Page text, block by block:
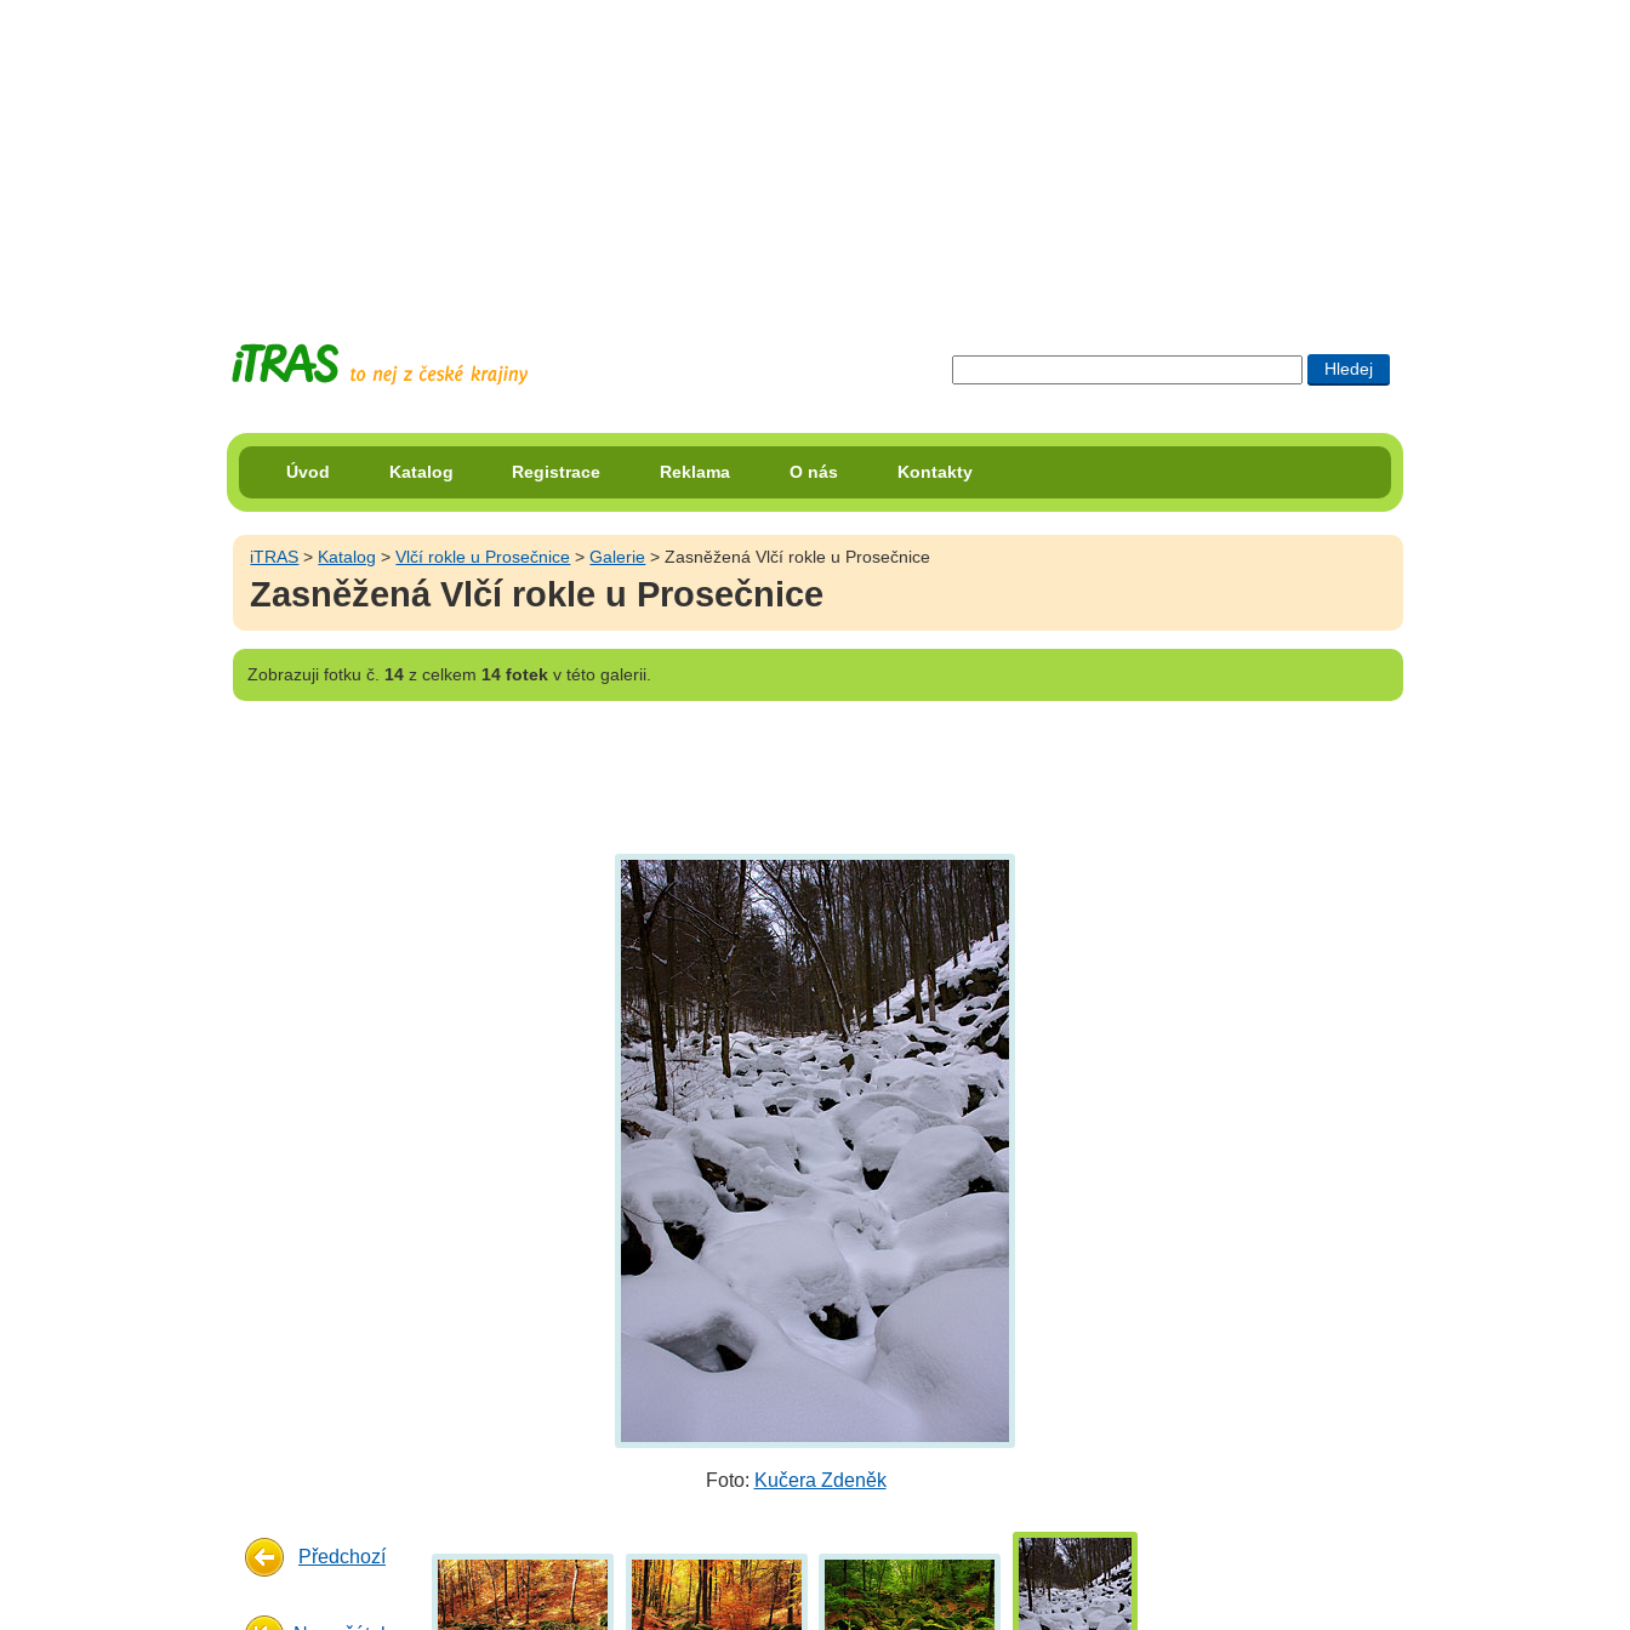
Úvod Katalog Registrace Reklama O nás Kontakty
iTRAS > Katalog >Vlčí rokle u Prosečnice >Galerie > Zasněžená Vlčí rokle u Prosečnice
Zasněžená Vlčí rokle u Prosečnice
Zobrazujifotku č. 14z celkem 14 fotekv této galerii.
Foto: Kučera Zdeněk
Předchozí